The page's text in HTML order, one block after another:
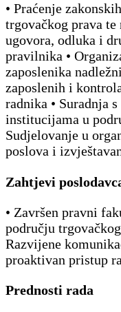
• Praćenje
trgovačkog prava
ugovora, odluka i
pravilnika •
zaposlenika
zaposlenih i
radnika • Suradnja
institucijama u
Sudjelovanje u
poslova i
Zahtjevi
• Završen pravni
području
Razvijene
proaktivan pristup
Prednosti rada